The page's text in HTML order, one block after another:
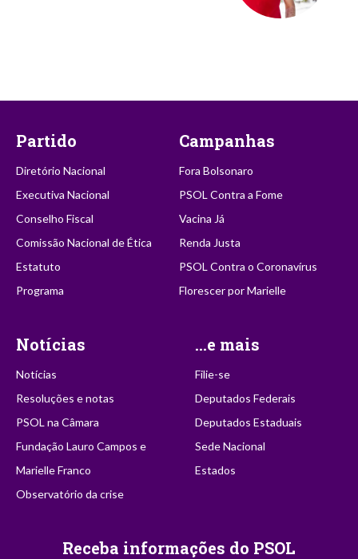
Partido
Diretório Nacional
Executiva Nacional
Conselho Fiscal
Comissão Nacional de Ética
Estatuto
Programa
Campanhas
Fora Bolsonaro
PSOL Contra a Fome
Vacina Já
Renda Justa
PSOL Contra o Coronavírus
Florescer por Marielle
Notícias
Notícias
Resoluções e notas
PSOL na Câmara
Fundação Lauro Campos e
Marielle Franco
Observatório da crise
...e mais
Filie-se
Deputados Federais
Deputados Estaduais
Sede Nacional
Estados
Receba informações do PSOL